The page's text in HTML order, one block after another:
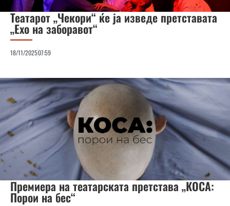
Театарот „Чекори“ ќе ја изведе претставата
„Ехо на заборавот“
18/11/202507:59
Премиера на театарската претстава „КОСА:
Порои на бес“